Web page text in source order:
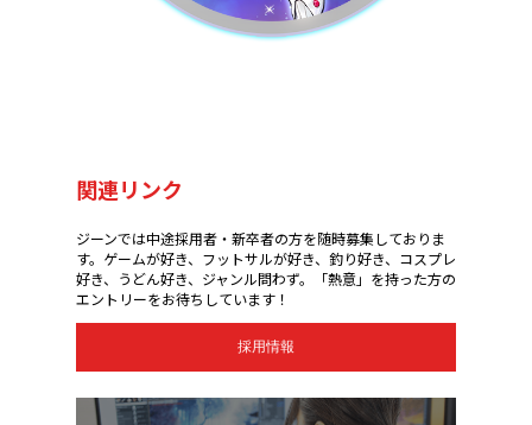
関連リンク
ジーンでは中途採用者・新卒者の方を随時募集しておりま
す。ゲームが好き、フットサルが好き、釣り好き、コスプレ
好き、うどん好き、ジャンル問わず。「熱意」を持った方の
エントリーをお待ちしています！
採用情報